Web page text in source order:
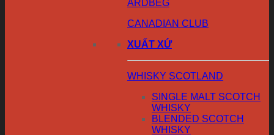
ARDBEG
CANADIAN CLUB
XUẤT XỨ
WHISKY SCOTLAND
SINGLE MALT SCOTCH
WHISKY
BLENDED SCOTCH
WHISKY